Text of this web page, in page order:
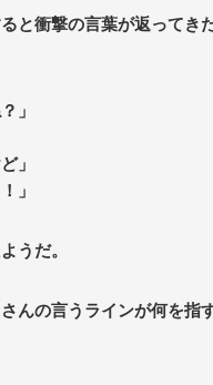
と衝撃の言葉が返ってき
」
」
」
うだ。
んの言うラインが何を指